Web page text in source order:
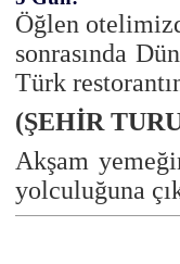
Öğlen
sonrasında
Türk
(ŞEHİR
Akşam
yolculuğuna